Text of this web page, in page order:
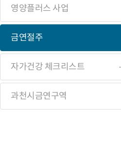
영양플러스 사업
금연절주
자가건강 체크리스트
과천시금연구역